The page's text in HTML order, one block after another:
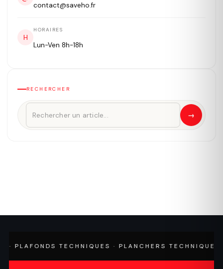
contact@saveho.fr
H
HORAIRES
Lun-Ven 8h-18h
RECHERCHER
→
TECHNIQUES · PLANCHERS TECHNIQUES ·